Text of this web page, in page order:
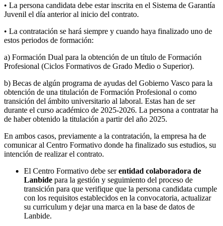
• La persona candidata debe estar inscrita en el Sistema de Garantía
Juvenil el día anterior al inicio del contrato.
• La contratación se hará siempre y cuando haya finalizado uno de
estos periodos de formación:
a) Formación Dual para la obtención de un título de Formación
Profesional (Ciclos Formativos de Grado Medio o Superior).
b) Becas de algún programa de ayudas del Gobierno Vasco para la
obtención de una titulación de Formación Profesional o como
transición del ámbito universitario al laboral. Estas han de ser
durante el curso académico de 2025-2026. La persona a contratar ha
de haber obtenido la titulación a partir del año 2025.
En ambos casos, previamente a la contratación, la empresa ha de
comunicar al Centro Formativo donde ha finalizado sus estudios, su
intención de realizar el contrato.
El Centro Formativo debe serentidad colaboradora de
Lanbide para la gestión y seguimiento del proceso de
transición para que verifique que la persona candidata cumple
con los requisitos establecidos en la convocatoria, actualizar
su curriculum y dejar una marca en la base de datos de
Lanbide.